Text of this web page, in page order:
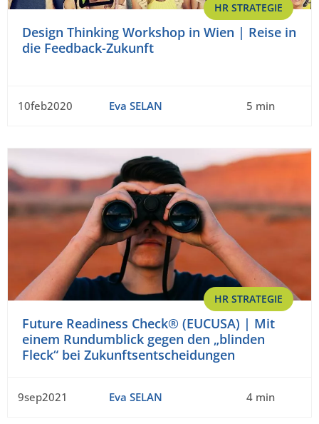
HR STRATEGIE
Design Thinking Workshop in Wien | Reise in
die Feedback-Zukunft
10feb2020 Eva SELAN 5 min
HR STRATEGIE
Future Readiness Check® (EUCUSA) | Mit
einem Rundumblick gegen den „blinden
Fleck“ bei Zukunftsentscheidungen
9sep2021 Eva SELAN 4 min